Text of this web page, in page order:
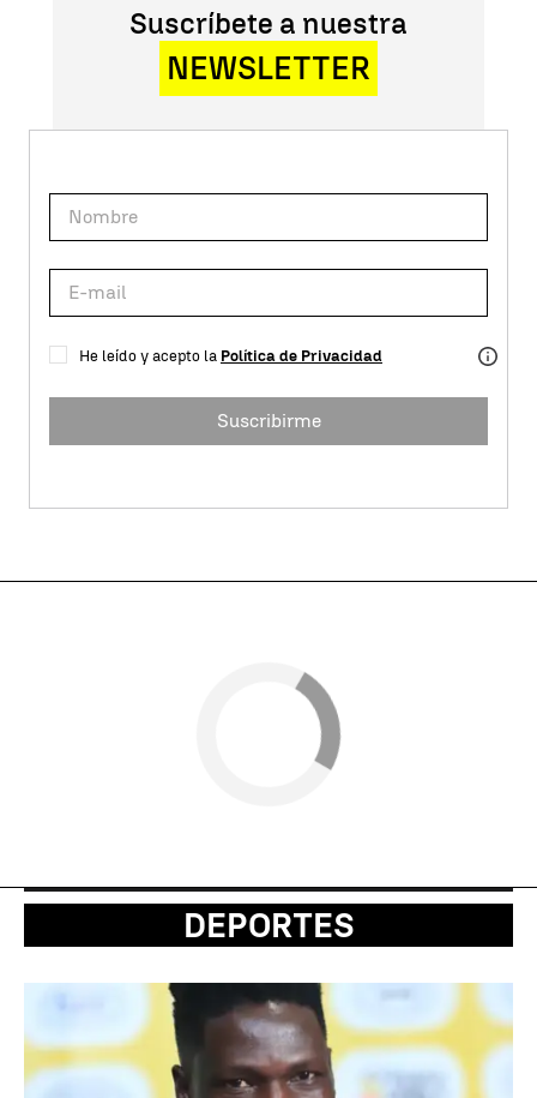
Suscríbete a nuestra
NEWSLETTER
He leído y acepto la Política de Privacidad
Suscribirme
DEPORTES